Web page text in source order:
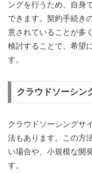
ングを行うため、自身
できます。契約手続き
意されていることが多
検討することで、希望
す。
クラウドソーシン
クラウドソーシングサ
法もあります。この方
い場合や、小規模な開
す。